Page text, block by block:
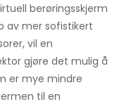
berøringsskjerm
av mer sofistikert
vil en
gjøre det mulig å
er mye mindre
til en